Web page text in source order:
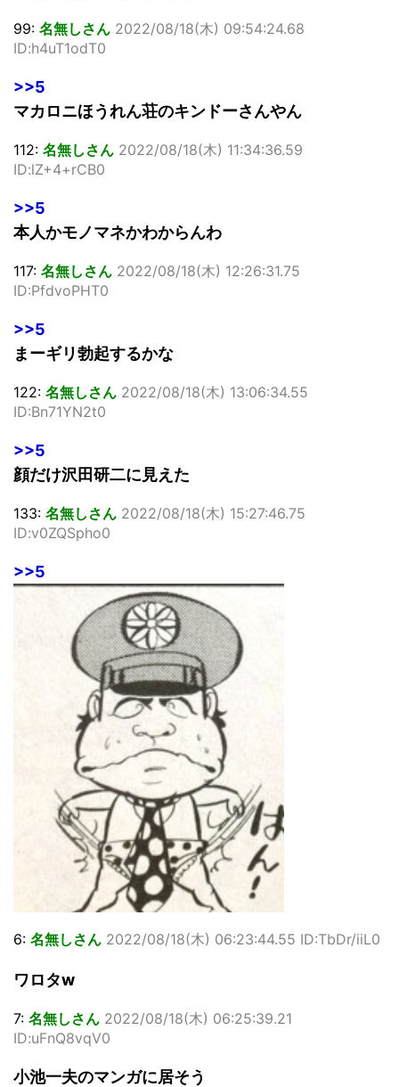
99: 名無しさん 2022/08/18(木) 09:54:24.68
ID:h4uT1odT0
>>5
マカロニほうれん荘のキンドーさんやん
112: 名無しさん 2022/08/18(木) 11:34:36.59
ID:lZ+4+rCB0
>>5
本人かモノマネかわからんわ
117: 名無しさん 2022/08/18(木) 12:26:31.75
ID:PfdvoPHT0
>>5
まーギリ勃起するかな
122: 名無しさん 2022/08/18(木) 13:06:34.55
ID:Bn71YN2t0
>>5
顔だけ沢田研二に見えた
133: 名無しさん 2022/08/18(木) 15:27:46.75
ID:v0ZQSpho0
>>5
6: 名無しさん 2022/08/18(木) 06:23:44.55 ID:TbDr/iiL0
ワロタw
7: 名無しさん 2022/08/18(木) 06:25:39.21
ID:uFnQ8vqV0
小池一夫のマンガに居そう